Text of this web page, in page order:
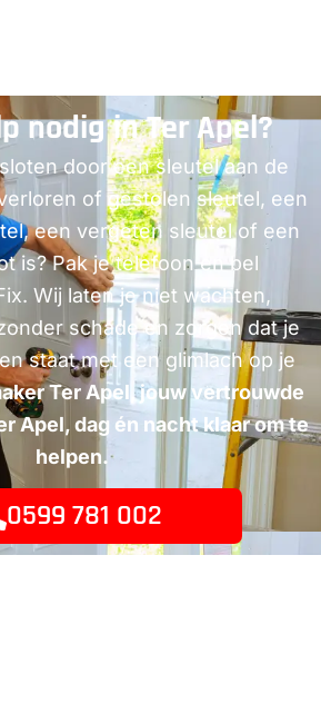
nodig in Ter Apel?
door een sleutel aan de
of gestolen sleutel, een
een vergeten sleutel of een
is? Pak je telefoon en bel
Wij laten je niet wachten,
schade en zorgen dat je
staat met een glimlach op je
Ter Apel, jouw vertrouwde
Apel, dag én nacht klaar om te
helpen.
0599 781 002